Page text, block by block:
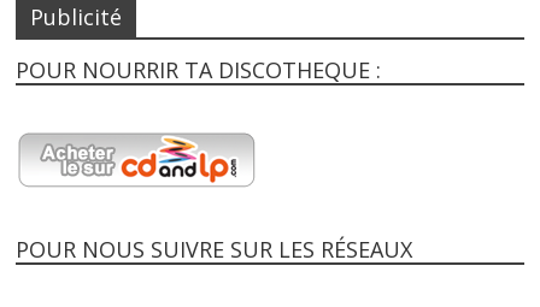
Publicité
POUR NOURRIR TA DISCOTHEQUE :
POUR NOUS SUIVRE SUR LES RÉSEAUX